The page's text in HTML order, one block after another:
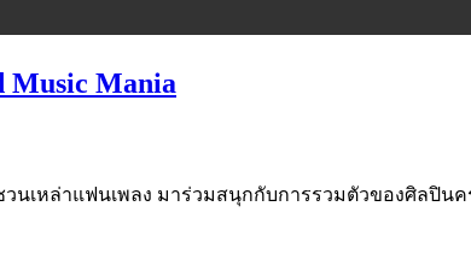
Mania
เหล่าแฟนเพลง มาร่วมสนุกกับการรวมตัวของศิลปินครั้